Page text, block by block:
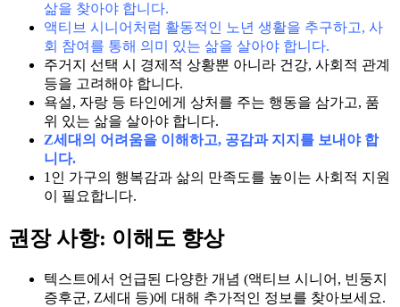
삶을 찾아야 합니다.
액티브 시니어처럼 활동적인 노년 생활을 추구하고, 사
회 참여를 통해 의미 있는 삶을 살아야 합니다.
주거지 선택 시 경제적 상황뿐 아니라 건강, 사회적 관계
등을 고려해야 합니다.
욕설, 자랑 등 타인에게 상처를 주는 행동을 삼가고, 품
위 있는 삶을 살아야 합니다.
Z세대의 어려움을 이해하고, 공감과 지지를 보내야 합
니다.
1인 가구의 행복감과 삶의 만족도를 높이는 사회적 지원
이 필요합니다.
권장 사항: 이해도 향상
텍스트에서 언급된 다양한 개념 (액티브 시니어, 빈둥지
증후군, Z세대 등)에 대해 추가적인 정보를 찾아보세요.